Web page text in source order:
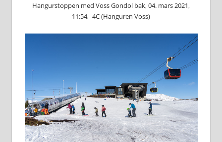
Hangurstoppen med Voss Gondol bak, 04. mars 2021,
11:54, -4C (Hanguren Voss)